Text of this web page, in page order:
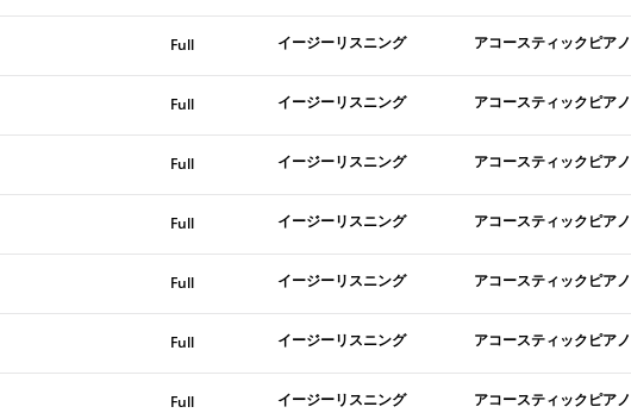
Full イージーリスニング アコースティックピアノ
Full イージーリスニング アコースティックピアノ
Full イージーリスニング アコースティックピアノ
Full イージーリスニング アコースティックピアノ
Full イージーリスニング アコースティックピアノ
Full イージーリスニング アコースティックピアノ
Full イージーリスニング アコースティックピアノ